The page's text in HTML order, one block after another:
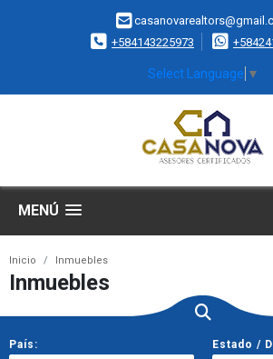
+584143225973
Select Language ▼
MENÚ
Inicio Inmuebles
Inmuebles
País: Estado /